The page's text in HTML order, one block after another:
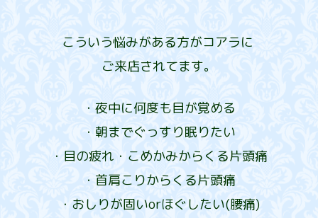
こういう悩みがある方がコアラに
ご来店されてます。
・夜中に何度も目が覚める
・朝までぐっすり眠りたい
・目の疲れ・こめかみからくる片頭痛
・首肩こりからくる片頭痛
・おしりが固いorほぐしたい(腰痛)